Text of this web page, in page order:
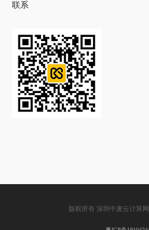
联系
版权所有 深圳中麦云计算